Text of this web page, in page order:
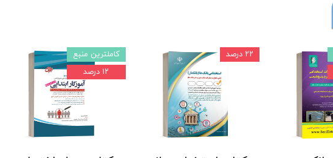
کاملترین منبع
۱۲ درصد
۲۲ درصد